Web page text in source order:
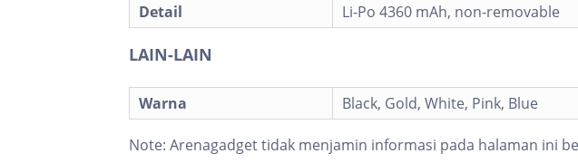
Detail Li-Po 4360 mAh, non-removable
LAIN-LAIN
Warna Black, Gold, White, Pink, Blue
Note: Arenagadget tidak menjamin informasi pada halaman ini